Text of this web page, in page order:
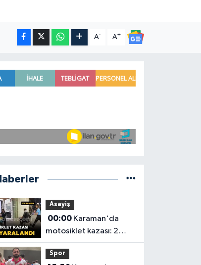
A- A+
Asayiş
00:00Karaman'da
motosiklet kazası: 2
yaralı
Spor